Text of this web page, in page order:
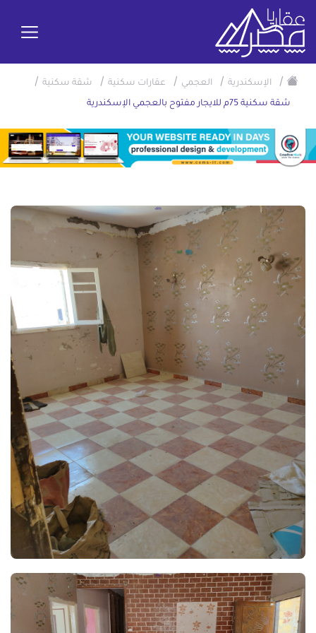
/ الإسكندرية / العجمي / عقارات سكنية / شقة سكنية /
شقة سكنية 75م للايجار مفتوح بالعجمي الإسكندرية